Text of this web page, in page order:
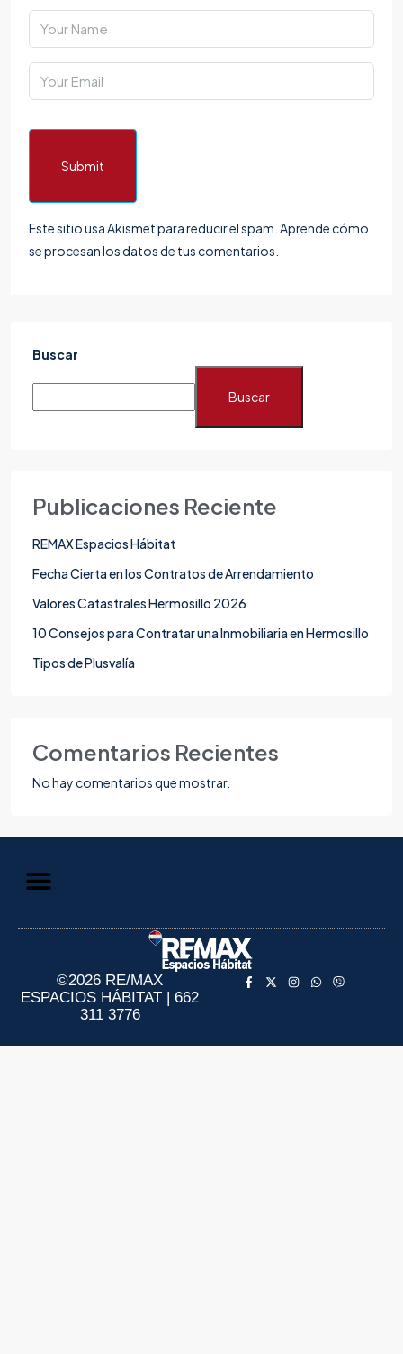
Submit
Este sitio usa Akismet para reducir el spam. Aprende cómo
se procesan los datos de tus comentarios.
Buscar
Buscar
Publicaciones Reciente
REMAX Espacios Hábitat
Fecha Cierta en los Contratos de Arrendamiento
Valores Catastrales Hermosillo 2026
10 Consejos para Contratar una Inmobiliaria en Hermosillo
Tipos de Plusvalía
Comentarios Recientes
No hay comentarios que mostrar.
©2026 RE/MAX
ESPACIOS HÁBITAT | 662
311 3776